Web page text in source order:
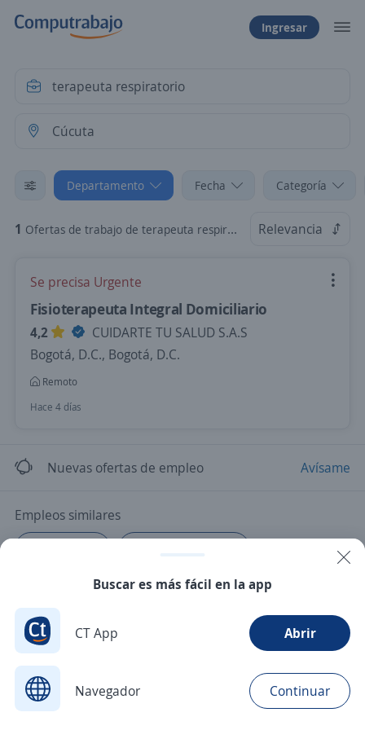
Ingresar
Departamento Fecha Categoría
1 Ofertas de trabajo de terapeuta respiratorio en Cúcuta, Norte de Santander Relevancia
Se precisa Urgente
Fisioterapeuta Integral Domiciliario
4,2
CUIDARTE TU SALUD S.A.S
Bogotá, D.C., Bogotá, D.C.
Remoto
Hace 4 días
Nuevas ofertas de empleo Avísame
Empleos similares
Terapeuta respiratorioBuscar es más fácil en la app
CT App Abrir
Navegador Continuar